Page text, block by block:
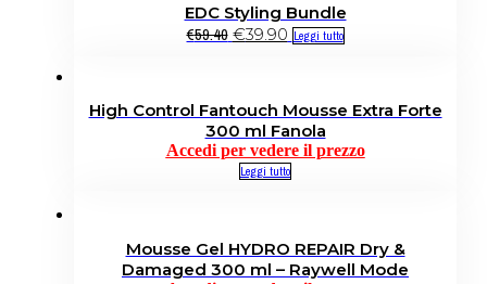
EDC Styling Bundle
€59.40 €39.90 Leggi tutto
High Control Fantouch Mousse Extra Forte
300 ml Fanola
Accedi per vedere il prezzo
Leggi tutto
Mousse Gel HYDRO REPAIR Dry &
Damaged 300 ml – Raywell Mode